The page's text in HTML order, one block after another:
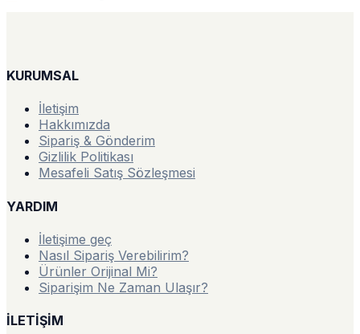
KURUMSAL
İletişim
Hakkımızda
Sipariş & Gönderim
Gizlilik Politikası
Mesafeli Satış Sözleşmesi
YARDIM
İletişime geç
Nasıl Sipariş Verebilirim?
Ürünler Orijinal Mi?
Siparişim Ne Zaman Ulaşır?
İLETİŞİM